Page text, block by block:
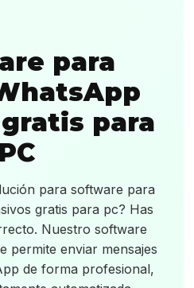
para
para
PC
para software para
gratis para pc? Has
Nuestro software
permite enviar mensajes
de forma profesional,